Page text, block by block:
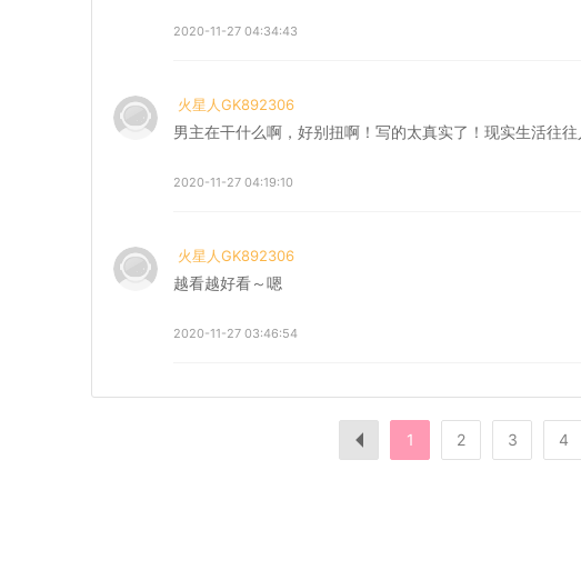
2020-11-27 04:34:43
火星人GK892306
男主在干什么啊，好别扭啊！写的太真实了！现实生活往
2020-11-27 04:19:10
火星人GK892306
越看越好看～嗯
2020-11-27 03:46:54
1 2 3 4